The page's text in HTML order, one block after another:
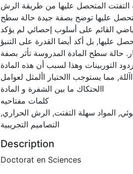
التفتت المتحصل عليها من طريقة الرش
عليها توضح بصفة جيدة حالة سطح
القائم على أسلوب إحصائي لم يؤكد
عليها, بل أكد أيضا القدرة على التنبؤ
حالة سطح المادة المدروسة تأثر بصفة
التوربينات وهذا لسبب أن هذه المادة
مما يستوجب االختيار األمثل لعوامل
االحتكاك ما بين الشفرة و المادة
كلمات مفتاحيه
المواد سهلة التفتت, الرش الحراري,
التصاميم التجريبية
Description
Doctorat en Sciences